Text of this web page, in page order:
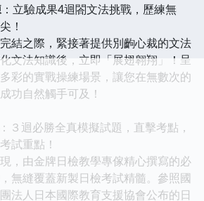
：立驗成果4迴閤文法挑戰，歷練無
！
之際，緊接著提供別齣心裁的文法
文法知識後，立即「展翅翱翔」！呈
彩的實戰操練場景，讓您在無數次的
功自然觸手可及！
：３迴必勝全真模擬試題，直擊考點，
試重點！
由金牌日檢教學專傢精心撰寫的必
無縫覆蓋新製日檢考試精髓。參照國
法人日本國際教育支援協會公布的日